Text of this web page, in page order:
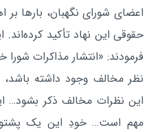
اعضای شورای نگهبان، بارها
فرمودند: «انتشار مذاکرات
نظر مخالف وجود داشته
این نظرات مخالف ذکر بشود…
مهم است… خودِ این یک